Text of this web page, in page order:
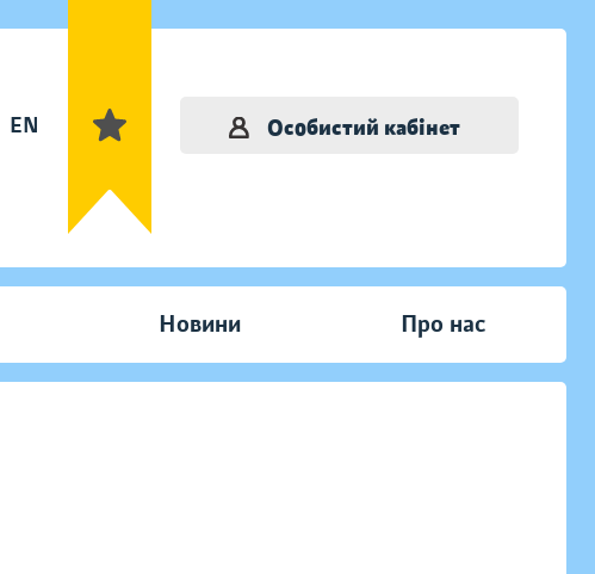
EN Особистий кабінет
Новини Про нас